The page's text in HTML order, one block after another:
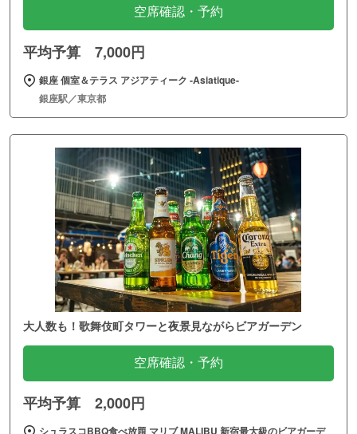
空席確認・予約
平均予算 7,000円
銀座 個室＆テラス アジアティーク ‐Asiatique‐
銀座駅／東京都
大人数も！歌舞伎町タワーと夜景見ながらビアガーデン
空席確認・予約
平均予算 2,000円
シュラスコBBQ食べ放題 マリブ MALIBU 新宿最大級のビアガーデ